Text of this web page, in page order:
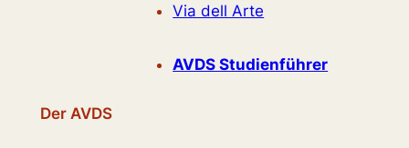
Via dell Arte
AVDS Studienführer
Der AVDS